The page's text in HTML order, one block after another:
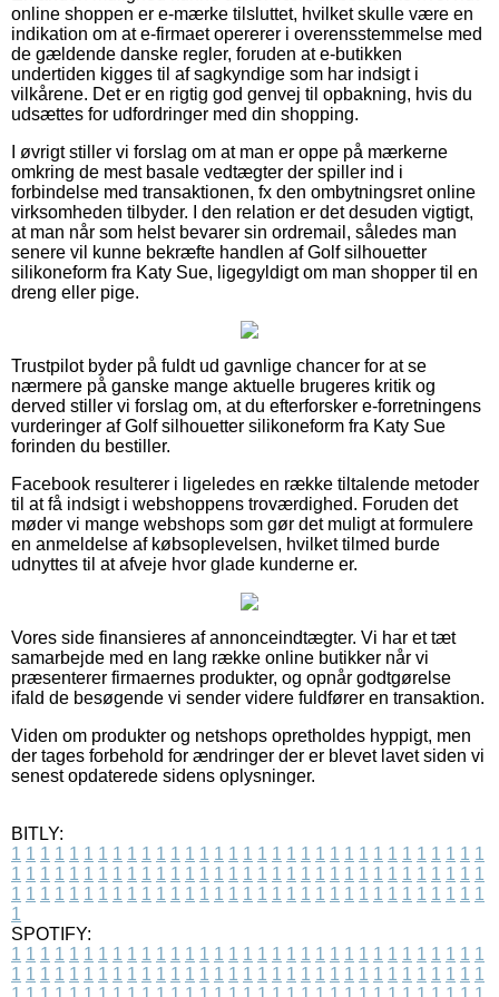
online shoppen er e-mærke tilsluttet, hvilket skulle være en
indikation om at e-firmaet opererer i overensstemmelse med
de gældende danske regler, foruden at e-butikken
undertiden kigges til af sagkyndige som har indsigt i
vilkårene. Det er en rigtig god genvej til opbakning, hvis du
udsættes for udfordringer med din shopping.
I øvrigt stiller vi forslag om at man er oppe på mærkerne
omkring de mest basale vedtægter der spiller ind i
forbindelse med transaktionen, fx den ombytningsret online
virksomheden tilbyder. I den relation er det desuden vigtigt,
at man når som helst bevarer sin ordremail, således man
senere vil kunne bekræfte handlen af Golf silhouetter
silikoneform fra Katy Sue, ligegyldigt om man shopper til en
dreng eller pige.
Trustpilot byder på fuldt ud gavnlige chancer for at se
nærmere på ganske mange aktuelle brugeres kritik og
derved stiller vi forslag om, at du efterforsker e-forretningens
vurderinger af Golf silhouetter silikoneform fra Katy Sue
forinden du bestiller.
Facebook resulterer i ligeledes en række tiltalende metoder
til at få indsigt i webshoppens troværdighed. Foruden det
møder vi mange webshops som gør det muligt at formulere
en anmeldelse af købsoplevelsen, hvilket tilmed burde
udnyttes til at afveje hvor glade kunderne er.
Vores side finansieres af annonceindtægter. Vi har et tæt
samarbejde med en lang række online butikker når vi
præsenterer firmaernes produkter, og opnår godtgørelse
ifald de besøgende vi sender videre fuldfører en transaktion.
Viden om produkter og netshops opretholdes hyppigt, men
der tages forbehold for ændringer der er blevet lavet siden vi
senest opdaterede sidens oplysninger.
BITLY:
1 1 1 1 1 1 1 1 1 1 1 1 1 1 1 1 1 1 1 1 1 1 1 1 1 1 1 1 1 1 1 1 1
1 1 1 1 1 1 1 1 1 1 1 1 1 1 1 1 1 1 1 1 1 1 1 1 1 1 1 1 1 1 1 1 1
1 1 1 1 1 1 1 1 1 1 1 1 1 1 1 1 1 1 1 1 1 1 1 1 1 1 1 1 1 1 1 1 1
1
SPOTIFY:
1 1 1 1 1 1 1 1 1 1 1 1 1 1 1 1 1 1 1 1 1 1 1 1 1 1 1 1 1 1 1 1 1
1 1 1 1 1 1 1 1 1 1 1 1 1 1 1 1 1 1 1 1 1 1 1 1 1 1 1 1 1 1 1 1 1